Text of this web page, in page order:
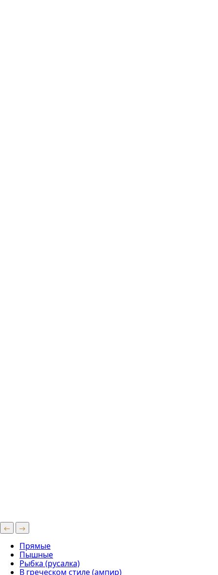
Прямые
Пышные
Рыбка (русалка)
В греческом стиле (ампир)